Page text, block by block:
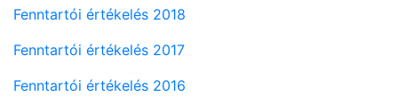
Fenntartói értékelés 2018
Fenntartói értékelés 2017
Fenntartói értékelés 2016